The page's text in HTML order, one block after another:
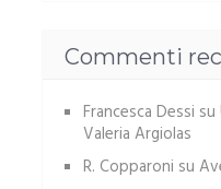
Commenti
Francesca Dessi su
Valeria Argiolas
R. Copparoni su